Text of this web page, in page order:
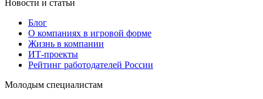
Новости и статьи
Блог
О компаниях в игровой форме
Жизнь в компании
ИТ-проекты
Рейтинг работодателей России
Молодым специалистам